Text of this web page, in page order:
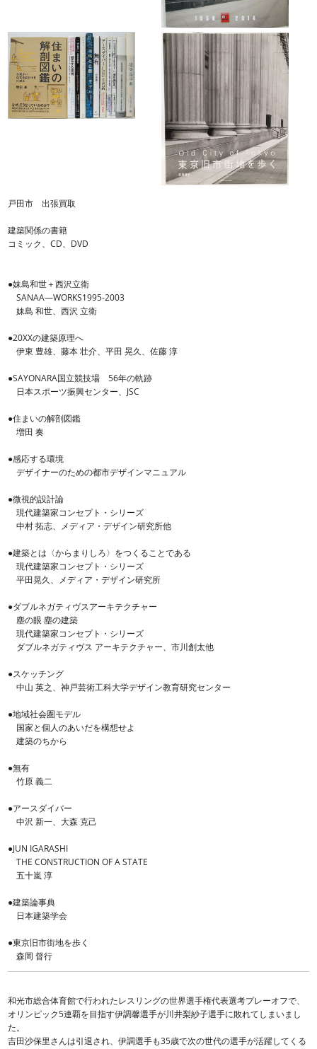
戸田市 出張買取
建築関係の書籍
コミック、CD、DVD
●妹島和世＋西沢立衛
SANAA―WORKS1995‐2003
妹島 和世、西沢 立衛
●20XXの建築原理へ
伊東 豊雄、藤本 壮介、平田 晃久、佐藤 淳
●SAYONARA国立競技場 56年の軌跡
日本スポーツ振興センター、JSC
●住まいの解剖図鑑
増田 奏
●感応する環境
デザイナーのための都市デザインマニュアル
●微視的設計論
現代建築家コンセプト・シリーズ
中村 拓志、メディア・デザイン研究所他
●建築とは〈からまりしろ〉をつくることである
現代建築家コンセプト・シリーズ
平田晃久、メディア・デザイン研究所
●ダブルネガティヴスアーキテクチャー
塵の眼 塵の建築
現代建築家コンセプト・シリーズ
ダブルネガティヴス アーキテクチャー、市川創太他
●スケッチング
中山 英之、神戸芸術工科大学デザイン教育研究センター
●地域社会圏モデル
国家と個人のあいだを構想せよ
建築のちから
●無有
竹原 義二
●アースダイバー
中沢 新一、大森 克己
●JUN IGARASHI
THE CONSTRUCTION OF A STATE
五十嵐 淳
●建築論事典
日本建築学会
●東京旧市街地を歩く
森岡 督行
和光市総合体育館で行われたレスリングの世界選手権代表選考プレーオフで、
オリンピック5連覇を目指す伊調馨選手が川井梨紗子選手に敗れてしまいまし
た。
吉田沙保里さんは引退され、伊調選手も35歳で次の世代の選手が活躍してくる